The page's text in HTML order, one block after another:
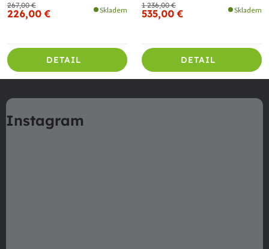
267,00 €
226,00 € Skladem
DETAIL
1 236,00 €
535,00 € Skladem
DETAIL
á
pInstagram